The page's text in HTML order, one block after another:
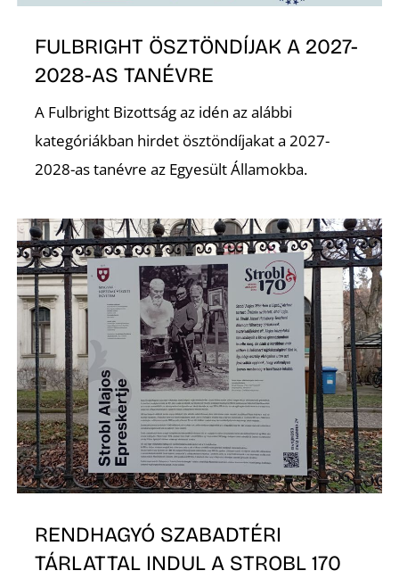
FULBRIGHT ÖSZTÖNDÍJAK A 2027-
2028-AS TANÉVRE
A Fulbright Bizottság az idén az alábbi
kategóriákban hirdet ösztöndíjakat a 2027-
2028-as tanévre az Egyesült Államokba.
RENDHAGYÓ SZABADTÉRI
TÁRLATTAL INDUL A STROBL 170